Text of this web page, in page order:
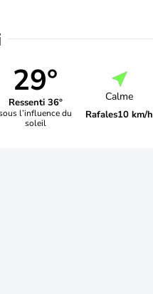
29°
Ressenti 36°
l’influence du
soleil
Calme
Rafales10 km/h